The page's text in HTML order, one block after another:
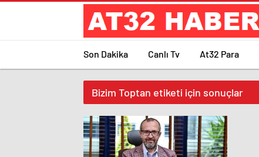
Son Dakika Canlı Tv At32 Para
Bizim Toptan etiketi için sonuçlar